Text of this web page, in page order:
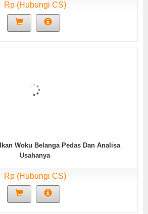
Rp (Hubungi CS)
Woku Belanga Pedas Dan Analisa
Usahanya
Rp (Hubungi CS)